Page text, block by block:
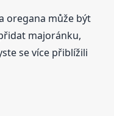
oregana může být
majoránku,
se více přiblížili